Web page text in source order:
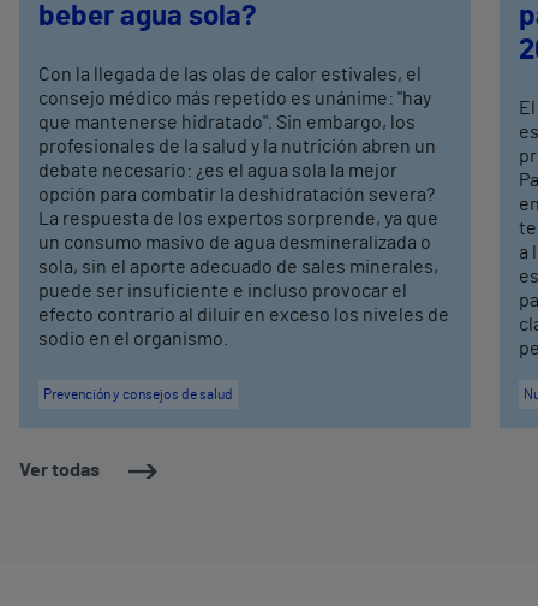
Ver todas
beber agua sola?
Con la llegada de las olas de calor estivales, el
consejo médico más repetido es unánime: "hay
que mantenerse hidratado". Sin embargo, los
profesionales de la salud y la nutrición abren un
debate necesario: ¿es el agua sola la mejor
opción para combatir la deshidratación severa?
La respuesta de los expertos sorprende, ya que
un consumo masivo de agua desmineralizada o
sola, sin el aporte adecuado de sales minerales,
puede ser insuficiente e incluso provocar el
efecto contrario al diluir en exceso los niveles de
sodio en el organismo.
Prevención y consejos de salud
a